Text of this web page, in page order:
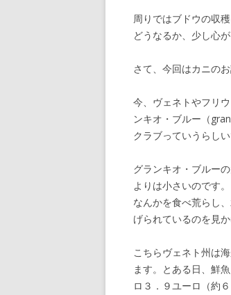
周りではブドウの収
どうなるか、少し心
さて、今回はカニのお
今、ヴェネトやフリ
ンキオ・ブルー（
クラブっていうらし
グランキオ・ブルー
よりは小さいのです
なんかを食べ荒らし
げられているのを見か
こちらヴェネト州は
ます。とある日、鮮
ロ３．９ユーロ（約